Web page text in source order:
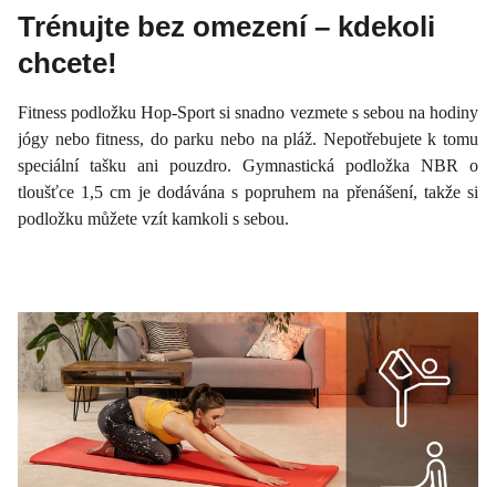
Trénujte bez omezení – kdekoli
chcete!
Fitness podložku Hop-Sport si snadno vezmete s sebou na hodiny
jógy nebo fitness, do parku nebo na pláž. Nepotřebujete k tomu
speciální tašku ani pouzdro. Gymnastická podložka NBR o
tloušťce 1,5 cm je dodávána s popruhem na přenášení, takže si
podložku můžete vzít kamkoli s sebou.